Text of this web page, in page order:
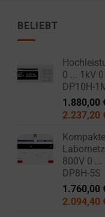
BELIEBT
0 ... 1kV
DP10H-
1.880,00
2.237,20
800V 0 ...
DP8H-5S
1.760,00
2.094,40